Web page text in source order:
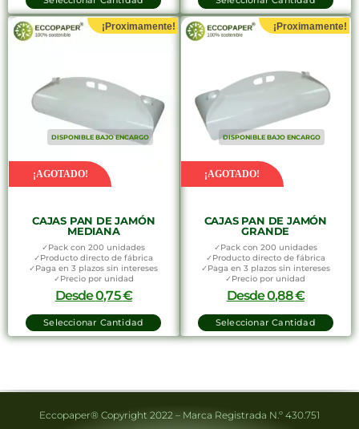
¡Proximamente!
¡AGOTADO!
DISPONIBLE BAJO ENCARGO
CAJAS PAN DE JAMÓN
MEDIANA
✓Pack con 200 unidades
✓Producto directo de fábrica
✓Paga en 3 plazos sin intereses
✓Precio por unidad
Desde0,75€
Seleccionar Cantidad
¡Proximamente!
¡AGOTADO!
DISPONIBLE BAJO ENCARGO
CAJAS PAN DE JAMÓN
GRANDE
✓Pack con 200 unidades
✓Producto directo de fábrica
✓Paga en 3 plazos sin intereses
✓Precio por unidad
Desde0,88€
Seleccionar Cantidad
Eccopaper® Copyright 2022 – Marca Registrada N.º 430.751